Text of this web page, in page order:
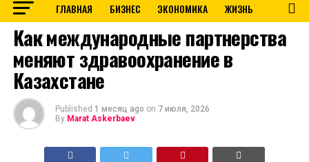
ГЛАВНАЯ БИЗНЕС ЭКОНОМИКА ЖИЗНЬ
BUSINESS
Как международные партнерства
меняют здравоохранение в
Казахстане
Published 1 месяц ago on 7 июля, 2026
By Marat Askerbaev